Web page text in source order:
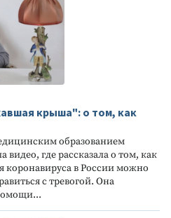
крыша": о том, как
образованием
видео, где рассказала о том, как
коронавируса в России можно
с тревогой. Она